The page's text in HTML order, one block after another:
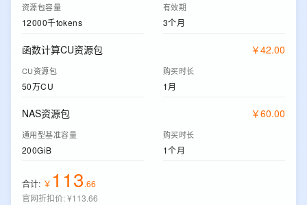
资源包容量
12000千tokens
有效期
3个月
函数计算CU资源包 ￥42.00
CU资源包
50万CU
购买时长
1月
NAS资源包 ￥60.00
通用型基准容量
200GiB
购买时长
1个月
合计: ￥ 113.66
官网折扣价:¥113.66